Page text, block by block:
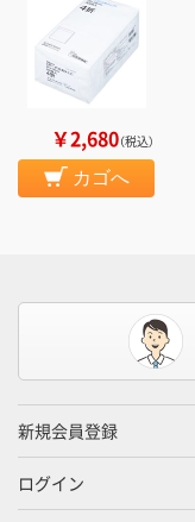
￥2,680（税込）
カゴへ
新規会員登録
ログイン